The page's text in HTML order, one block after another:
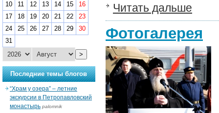
Читать дальше
Фотогалерея
10
11 12 13 14 15
16
17
18 19 20 21 22
23
24
25 26 27 28 29
30
31
>
Последние темы блогов
“Храм у озера” – летние
экскурсии в Петропавловский
монастырь palomnik